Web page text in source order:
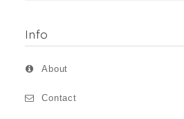
Info
About
Contact